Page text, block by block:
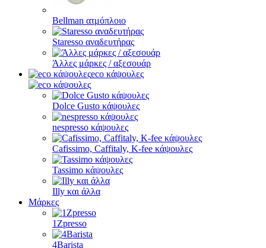
Bellman ατμόπλοιο
Staresso αναδευτήρας
Άλλες μάρκες / αξεσουάρ
eco κάψουλες
Dolce Gusto κάψουλες
nespresso κάψουλες
Cafissimo, Caffitaly, K-fee κάψουλες
Tassimo κάψουλες
Illy και άλλα
Μάρκες
1Zpresso
4Barista